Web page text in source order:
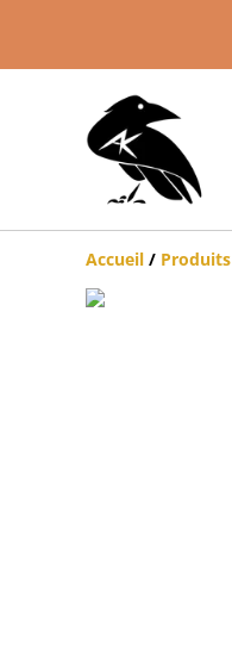
Accueil / Produits